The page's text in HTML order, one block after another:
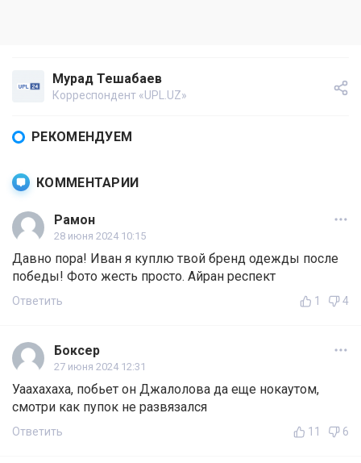
Мурад Тешабаев
Корреспондент «UPL.UZ»
РЕКОМЕНДУЕМ
КОММЕНТАРИИ
Рамон
28 июня 2024 10:15
Давно пора! Иван я куплю твой бренд одежды после
победы! Фото жесть просто. Айран респект
Ответить 1 4
Боксер
27 июня 2024 12:31
Уаахахаха, побьет он Джалолова да еще нокаутом,
смотри как пупок не развязался
Ответить 11 6